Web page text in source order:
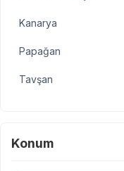
Kanarya
Papağan
Tavşan
Konum